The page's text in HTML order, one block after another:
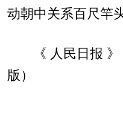
动朝中关系百尺竿
《 人民日报
版）